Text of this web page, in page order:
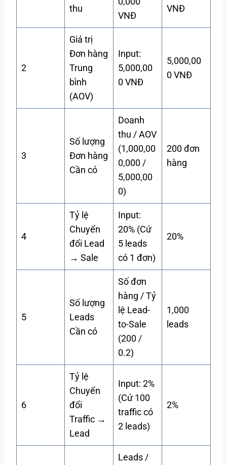
thu
VNĐ
VNĐ
2
Giá trị
Đơn hàng
Trung
bình
(AOV)
Input:
5,000,00
0 VNĐ
5,000,00
0 VNĐ
3
Số lượng
Đơn hàng
Cần có
Doanh
thu / AOV
(1,000,00
0,000 /
5,000,00
0)
200 đơn
hàng
4
Tỷ lệ
Chuyển
đổi Lead
→ Sale
Input:
20% (Cứ
5 leads
có 1 đơn)
20%
5
Số lượng
Leads
Cần có
Số đơn
hàng / Tỷ
lệ Lead-
to-Sale
(200 /
0.2)
1,000
leads
6
Tỷ lệ
Chuyển
đổi
Traffic →
Lead
Input: 2%
(Cứ 100
traffic có
2 leads)
2%
Leads /